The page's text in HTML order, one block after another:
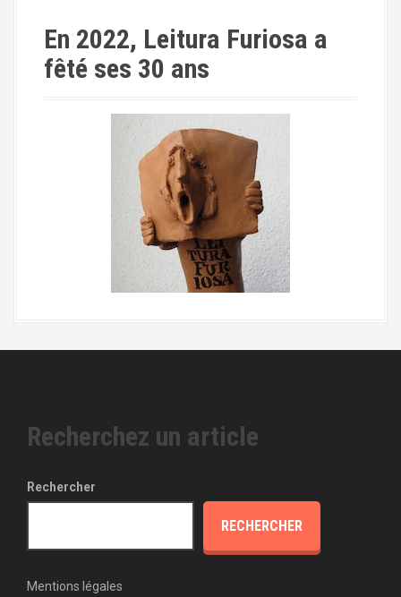
En 2022, Leitura Furiosa a
fêté ses 30 ans
Recherchez un article
Rechercher
RECHERCHER
Mentions légales